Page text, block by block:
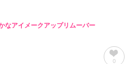
なアイメークアップリムーバー
0